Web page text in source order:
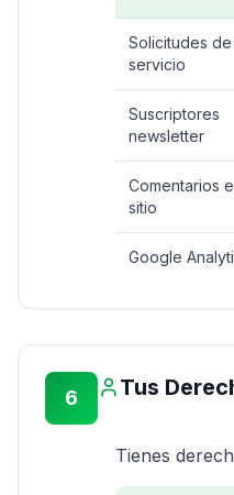
Solicitudes de
servicio
Suscriptores
newsletter
Comentarios
sitio
Google
6 Tus
Tienes